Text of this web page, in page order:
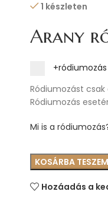
1 készleten
Arany
+ródiumozás
Ródiumozást
Ródiumozás
Mi is a
KOSÁRBA TESZEM
Hozáadás a